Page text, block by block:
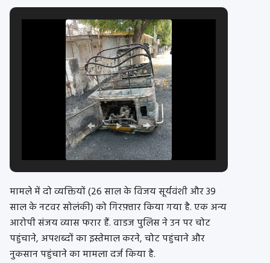
मामले में दो व्यक्तियों (26 साल के विजय सूर्यवंशी और 39
साल के नटवर सोलंकी) को गिरफ़्तार किया गया है. एक अन्य
आरोपी संजय व्यास फरार हैं. वाडज पुलिस ने उन पर चोट
पहुंचाने, अपशब्दों का इस्तेमाल करने, चोट पहुंचाने और
नुकसान पहुंचाने का मामला दर्ज किया है.